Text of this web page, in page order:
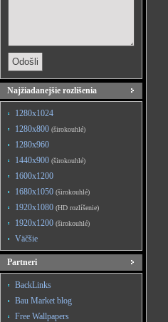
Najžiadanejšie rozlíšenia
1280x1024
1280x800 (širokouhlé)
1280x960
1440x900 (širokouhlé)
1600x1200
1680x1050 (širokouhlé)
1920x1080 (HD rozlíšenie)
1920x1200 (širokouhlé)
Väčšie
Partneri
BackLinks
Bau Market blog
Free Wallpapers